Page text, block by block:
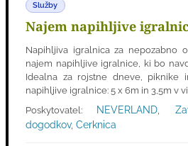
Služby
Najem napihljive
Napihljiva igralnica za nepozabno
najem napihljive igralnice, ki bo
Idealna za rojstne dneve, piknike
napihljive igralnice: 5 x 6m in 3,5m v
Poskytovatel:
NEVERLAND,
dogodkov, Cerknica